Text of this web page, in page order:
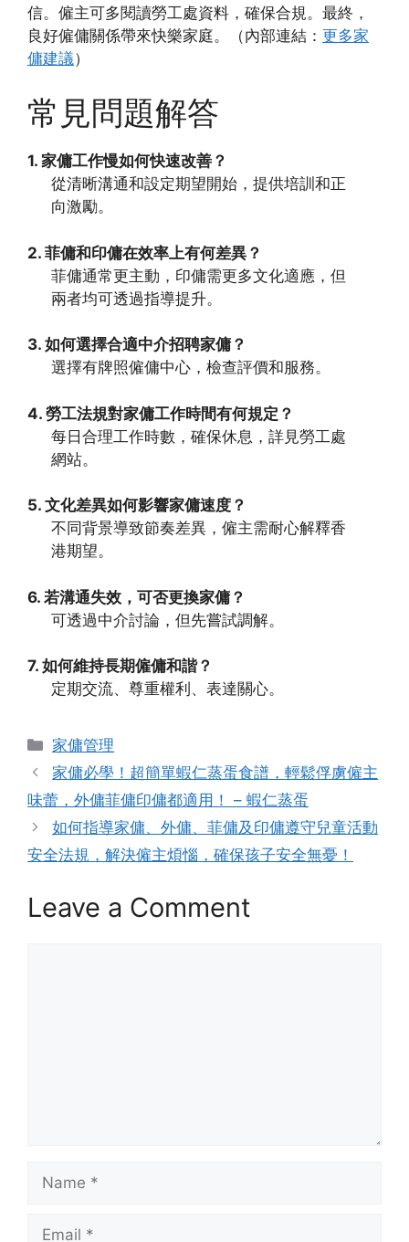
信。僱主可多閱讀勞工處資料，確保合規。最終，
良好僱傭關係帶來快樂家庭。（內部連結： 更多家
傭建議）
常見問題解答
1. 家傭工作慢如何快速改善？
從清晰溝通和設定期望開始，提供培訓和正
向激勵。
2. 菲傭和印傭在效率上有何差異？
菲傭通常更主動，印傭需更多文化適應，但
兩者均可透過指導提升。
3. 如何選擇合適中介招聘家傭？
選擇有牌照僱傭中心，檢查評價和服務。
4. 勞工法規對家傭工作時間有何規定？
每日合理工作時數，確保休息，詳見勞工處
網站。
5. 文化差異如何影響家傭速度？
不同背景導致節奏差異，僱主需耐心解釋香
港期望。
6. 若溝通失效，可否更換家傭？
可透過中介討論，但先嘗試調解。
7. 如何維持長期僱傭和諧？
定期交流、尊重權利、表達關心。
Categories
家傭管理
家傭必學！超簡單蝦仁蒸蛋食譜，輕鬆俘虜僱主
味蕾，外傭菲傭印傭都適用！ – 蝦仁蒸蛋
如何指導家傭、外傭、菲傭及印傭遵守兒童活動
安全法規，解決僱主煩惱，確保孩子安全無憂！
Leave a Comment